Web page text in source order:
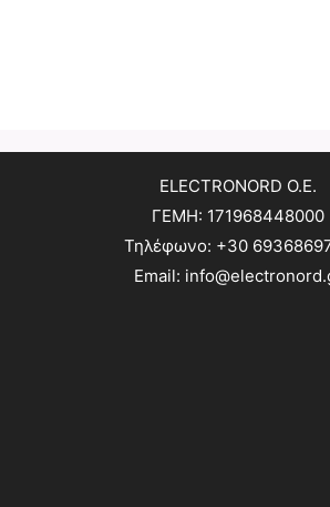
ELECTRONORD O.E.
ΓΕΜΗ: 171968448000
Τηλέφωνο: +30
Email: